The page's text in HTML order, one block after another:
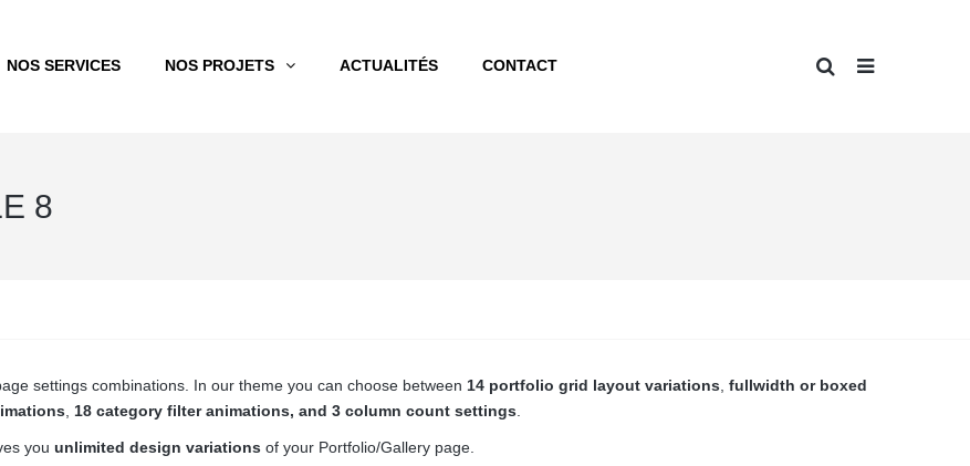
NOS SERVICES NOS PROJETS ACTUALITÉS CONTACT
8
settings combinations. In our theme you can choose between 14 portfolio grid layout variations fullwidth or boxed
18 category filter animations, and 3 column count settings
you unlimited design variations of your Portfolio/Gallery page.